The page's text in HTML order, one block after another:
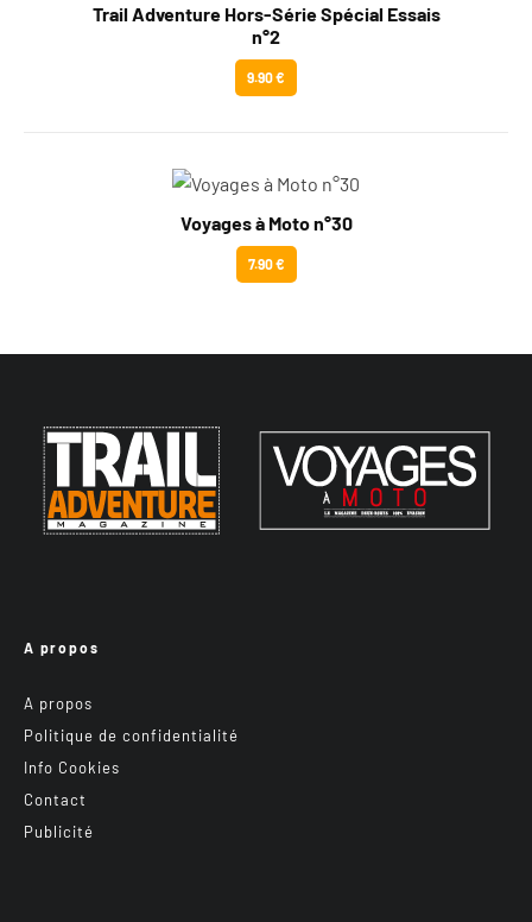
Trail Adventure Hors-Série Spécial Essais
n°2
9.90 €
Voyages à Moto n°30
7.90 €
A propos
A propos
Politique de confidentialité
Info Cookies
Contact
Publicité